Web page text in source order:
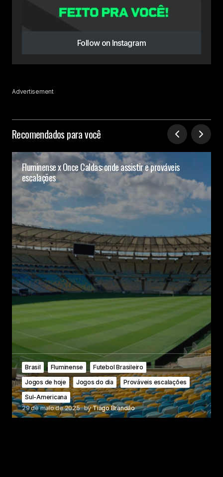
Follow on Instagram
Advertisement
Recomendados para você
Fluminense x Once Caldas: onde assistir e prováveis
escalações
Brasil Fluminense
Futebol Brasileiro
Jogos de hoje
Jogos do dia
Prováveis escalações
Sul-Americana
29 de maio de 2025 byTiago Brandão